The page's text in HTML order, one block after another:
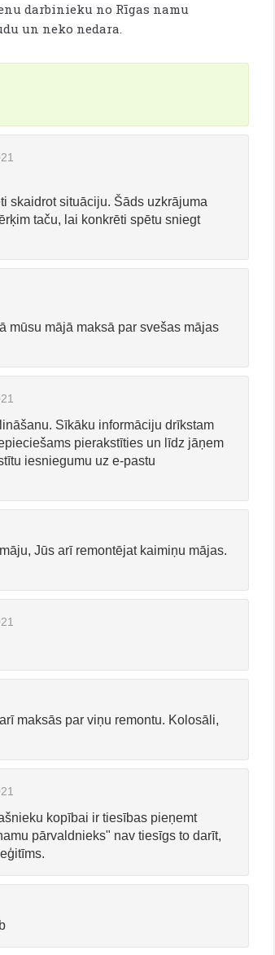
darbinieku no Rīgas namu
un neko nedara.
skaidrot situāciju. Šāds uzkrājuma
taču, lai konkrēti spētu sniegt
mūsu mājā maksā par svešas mājas
Sīkāku informāciju drīkstam
pierakstīties un līdz jāņem
iesniegumu uz e-pastu
Jūs arī remontējat kaimiņu mājas.
maksās par viņu remontu. Kolosāli,
kopībai ir tiesības pieņemt
pārvaldnieks" nav tiesīgs to darīt,